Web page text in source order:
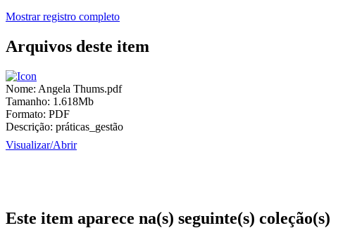
Mostrar registro completo
Arquivos deste item
Nome: Angela Thums.pdf
Tamanho: 1.618Mb
Formato: PDF
Descrição: práticas_gestão
Visualizar/Abrir
Este item aparece na(s) seguinte(s) coleção(s)